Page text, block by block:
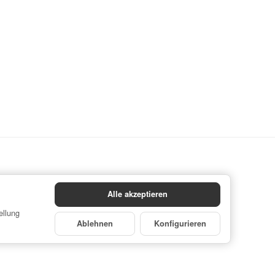
Alle akzeptieren
Ablehnen Konfigurieren